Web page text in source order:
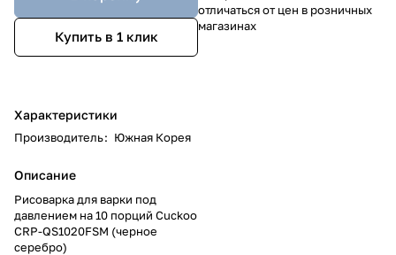
Купить в 1 клик
Характеристики
Производитель: Южная Корея
Описание
Рисоварка для варки под
давлением на 10 порций Cuckoo
CRP-QS1020FSM (черное
серебро)
отличаться от цен в розничных
магазинах